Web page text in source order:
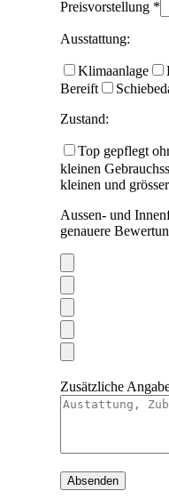
Preisvorstellung *
Ausstattung:
Klimaanlage
Bereift
Zustand:
Top gepflegt
kleinen
kleinen und
Aussen- und
genauere
Zusätzliche